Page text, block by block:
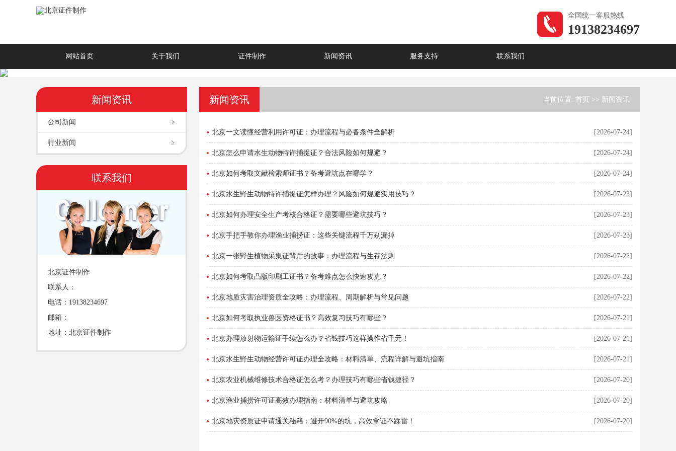
全国统一客服热线
19138234697
网站首页 关于我们 证件制作 新闻资讯 服务支持 联系我们
新闻资讯
公司新闻
行业新闻
联系我们
北京证件制作
联系人：
电话：19138234697
邮箱：
地址：北京证件制作
新闻资讯 当前位置: 首页 >> 新闻资讯
[2026-07-24]
北京一文读懂经营利用许可证：办理流程与必备条件全解析
[2026-07-24]
北京怎么申请水生动物特许捕捉证？合法风险如何规避？
[2026-07-24]
北京如何考取文献检索师证书？备考避坑点在哪学？
[2026-07-23]
北京水生野生动物特许捕捉证怎样办理？风险如何规避实用技巧？
[2026-07-23]
北京如何办理安全生产考核合格证？需要哪些避坑技巧？
[2026-07-23]
北京手把手教你办理渔业捕捞证：这些关键流程千万别漏掉
[2026-07-22]
北京一张野生植物采集证背后的故事：办理流程与生存法则
[2026-07-22]
北京如何考取凸版印刷工证书？备考难点怎么快速攻克？
[2026-07-22]
北京地质灾害治理资质全攻略：办理流程、周期解析与常见问题
[2026-07-21]
北京如何考取执业兽医资格证书？高效复习技巧有哪些？
[2026-07-21]
北京办理放射物运输证手续怎么办？省钱技巧这样操作省千元！
[2026-07-21]
北京水生野生动物经营许可证办理全攻略：材料清单、流程详解与避坑指南
[2026-07-20]
北京农业机械维修技术合格证怎么考？办理技巧有哪些省钱捷径？
[2026-07-20]
北京渔业捕捞许可证高效办理指南：材料清单与避坑攻略
[2026-07-20]
北京地灾资质证申请通关秘籍：避开90%的坑，高效拿证不踩雷！